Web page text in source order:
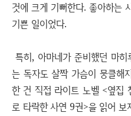
것에 크게 기뻐한다. 좋아하는
기쁜 일이었다.
특히, 아마네가 준비했던 마
는 독자도 살짝 가슴이 뭉클해
한 건 직접 라이트 노벨 <옆집
로 타락한 사연 9권>을 읽어